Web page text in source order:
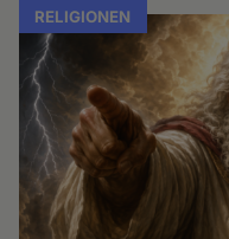
RELIGIONEN